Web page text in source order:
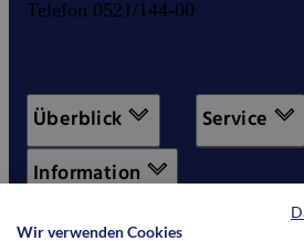
Telefon 0521/144-00
Überblick
Service
Information
Wir verwenden Cookies